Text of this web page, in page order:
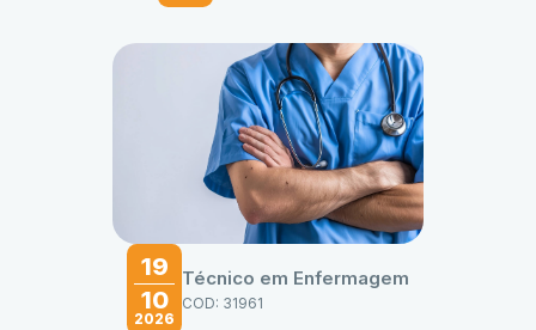
19
10
2026
Técnico em Enfermagem
COD: 31961